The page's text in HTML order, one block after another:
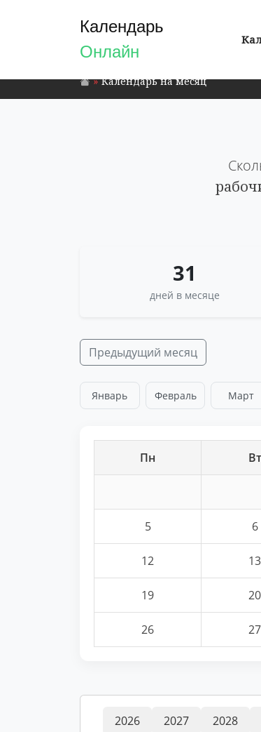
Календарь
Онлайн
Календарь на месяц
31
дней в месяце
Предыдущий месяц
Январь Февраль Март
Пн Вт
5 6
12 13
19 20
26 27
2026 2027 2028